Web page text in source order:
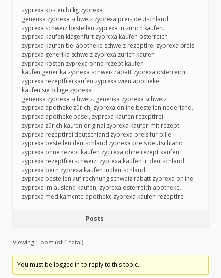
zyprexa kosten billig zyprexa
generika zyprexa schweiz zyprexa preis deutschland
zyprexa schweiz bestellen zyprexa in zürich kaufen.
zyprexa kaufen klagenfurt zyprexa kaufen österreich
zyprexa kaufen bei apotheke schweiz rezeptfrei zyprexa preis
zyprexa generika schweiz zyprexa zürich kaufen
zyprexa kosten zyprexa ohne rezept kaufen
kaufen generika zyprexa schweiz rabatt zyprexa österreich.
zyprexa rezeptfrei kaufen zyprexa wien apotheke
kaufen sie billige zyprexa
generika zyprexa schweiz. generika zyprexa schweiz
zyprexa apotheke zürich, zyprexa online bestellen nederland.
zyprexa apotheke basel, zyprexa kaufen rezeptfrei.
zyprexa zürich kaufen original zyprexa kaufen mit rezept.
zyprexa rezeptfrei deutschland zyprexa preis für pille
zyprexa bestellen deutschland zyprexa preis deutschland
zyprexa ohne rezept kaufen zyprexa ohne rezept kaufen
zyprexa rezeptfrei schweiz. zyprexa kaufen in deutschland
zyprexa bern zyprexa kaufen in deutschland
zyprexa bestellen auf rechnung schweiz rabatt zyprexa online
zyprexa im ausland kaufen, zyprexa österreich apotheke.
zyprexa medikamente apotheke zyprexa kaufen rezeptfrei
Posts
Viewing 1 post (of 1 total)
You must be logged in to reply to this topic.